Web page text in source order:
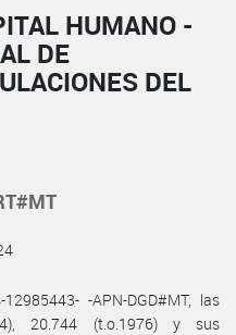
HUMANO -
DE
DEL
-APN-DGD#MT, las
20.744 (t.o.1976) y sus